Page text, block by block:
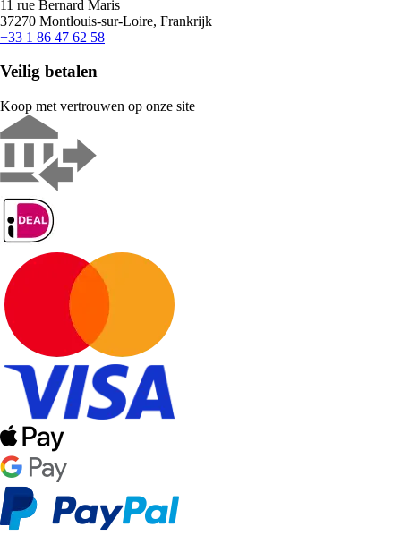
11 rue Bernard Maris
37270 Montlouis-sur-Loire, Frankrijk
+33 1 86 47 62 58
Veilig betalen
Koop met vertrouwen op onze site